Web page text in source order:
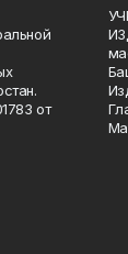
от